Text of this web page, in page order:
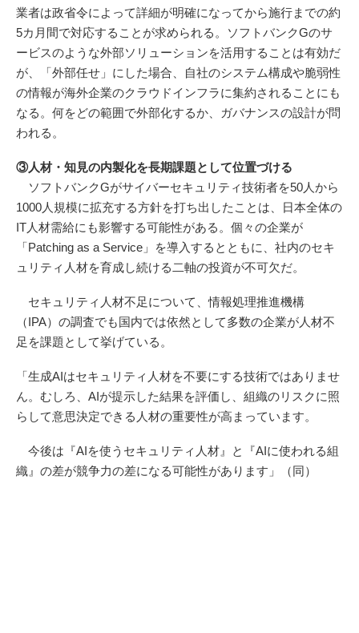
業者は政省令によって詳細が明確になってから施行までの約
5カ月間で対応することが求められる。ソフトバンクGのサ
ービスのような外部ソリューションを活用することは有効だ
が、「外部任せ」にした場合、自社のシステム構成や脆弱性
の情報が海外企業のクラウドインフラに集約されることにも
なる。何をどの範囲で外部化するか、ガバナンスの設計が問
われる。
③人材・知見の内製化を長期課題として位置づける
ソフトバンクGがサイバーセキュリティ技術者を50人から
1000人規模に拡充する方針を打ち出したことは、日本全体の
IT人材需給にも影響する可能性がある。個々の企業が
「Patching as a Service」を導入するとともに、社内のセキ
ュリティ人材を育成し続ける二軸の投資が不可欠だ。
セキュリティ人材不足について、情報処理推進機構
（IPA）の調査でも国内では依然として多数の企業が人材不
足を課題として挙げている。
「生成AIはセキュリティ人材を不要にする技術ではありませ
ん。むしろ、AIが提示した結果を評価し、組織のリスクに照
らして意思決定できる人材の重要性が高まっています。
今後は『AIを使うセキュリティ人材』と『AIに使われる組
織』の差が競争力の差になる可能性があります」（同）